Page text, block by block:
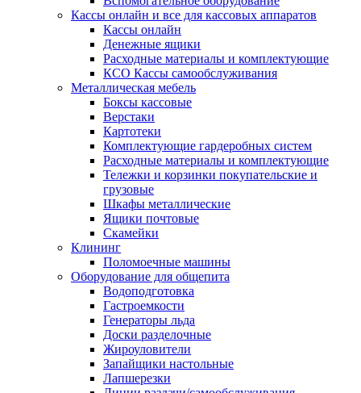
Кассы онлайн и все для кассовых аппаратов
Кассы онлайн
Денежные ящики
Расходные материалы и комплектующие
КСО Кассы самообслуживания
Металлическая мебель
Боксы кассовые
Верстаки
Картотеки
Комплектующие гардеробных систем
Расходные материалы и комплектующие
Тележки и корзинки покупательские и
грузовые
Шкафы металлические
Ящики почтовые
Скамейки
Клининг
Поломоечные машины
Оборудование для общепита
Водоподготовка
Гастроемкости
Генераторы льда
Доски разделочные
Жироуловители
Запайщики настольные
Лапшерезки